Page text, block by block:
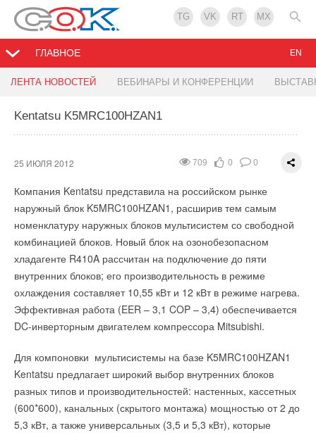
TG VK RT MX
ГЛАВНОЕ
ЛЕНТА НОВОСТЕЙ ВЕБИНАРЫ И КОНФЕРЕНЦИИ
EN
Kentatsu K5MRC100HZAN1
709 0 0
25 ИЮЛЯ 2012
Компания Kentatsu представила на российском рынке
наружный блок K5MRC100HZAN1, расширив тем самым
номенклатуру наружных блоков мультисистем со свободной
комбинацией блоков. Новый блок на озонобезопасном
хладагенте R410A рассчитан на подключение до пяти
внутренних блоков; его производительность в режиме
охлаждения составляет 10,55 кВт и 12 кВт в режиме нагрева.
Эффективная работа (EER – 3,1 COP – 3,4) обеспечивается
DC-инверторным двигателем компрессора Mitsubishi.
Для компоновки мультисистемы на базе K5MRC100HZAN1
Kentatsu предлагает широкий выбор внутренних блоков
разных типов и производительностей: настенных, кассетных
(600*600), канальных (скрытого монтажа) мощностью от 2 до
5,3 кВт, а также универсальных (3,5 и 5,3 кВт), которые
Индукционные лампы в Калуге
24 ИЮЛЯ 2012
компании-дистрибьютера заявили, что новые фонари во
светильники значительно дешевле, окупаются быстрее и
экономят электроэнергию. Несомненным достоинством
индукционных ламп является их возможность непрерывно
гореть до 11 лет. Губернатор области Анатолий Артамонов
рекомендовал в качестве эксперимента установить
несколько таких светильников в областном центре. Анатолий
Артамонов напомнил, что если продавцы из Домодедова не
поспешат, то Калуга будет сотрудничать с Китаем, где и
производятся индукционные лампы.
Читайте по теме:
→
Предложен материал для создания компактных
экогенераторов
Новинка от Daikin
23 ИЮЛЯ 2012
Бельгии VRV IV -ц ентральные интеллектуальные системы
оборудования собрала специалистов в сфере HVAC:
архитекторов, консультантов, представителей сервисных и
монтажных служб более чем из 40 стран мира. На
презентации были продемонстрированы новые блоки и
освещены новые возможности и функции системы.
Примечательно, что четвертое поколение систем
представлено спустя 30 лет после появления первых
моделей VRV. Все это время VRV была лидером в сегменте
что с запуском VRV IV компания Daikin устанавливает новые
стандарты энергоэффективности и комфорта для конечного
пользователя.
В системах VRV IV реализованы следующие революционные